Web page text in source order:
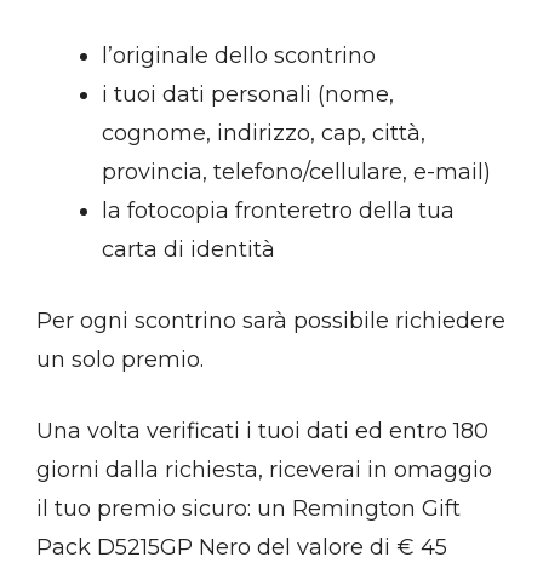
l’originale dello scontrino
i tuoi dati personali (nome,
cognome, indirizzo, cap, città,
provincia, telefono/cellulare, e-mail)
la fotocopia fronteretro della tua
carta di identità
Per ogni scontrino sarà possibile richiedere
un solo premio.
Una volta verificati i tuoi dati ed entro 180
giorni dalla richiesta, riceverai in omaggio
il tuo premio sicuro: un Remington Gift
Pack D5215GP Nero del valore di € 45